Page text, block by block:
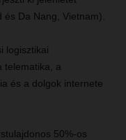
Da Nang, Vietnam).
logisztikai
telematika, a
és a dolgok internete
50%-os